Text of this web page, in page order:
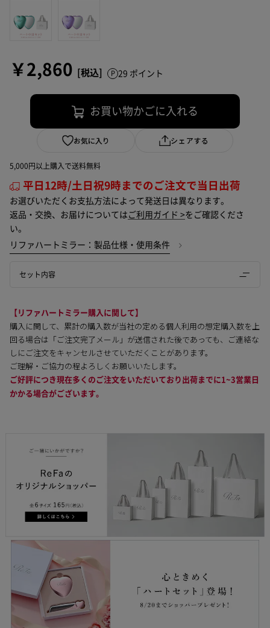
￥2,860 29 ポイント
お買い物かごに入れる
お気に入り シェアする
5,000円以上購入で送料無料
平日12時/土日祝9時までのご注文で当日出荷
お選びいただくお支払方法によって発送日は異なります。
返品・交換、お届けについては ご利用ガイド >をご確認くださ
い。
リファハートミラー：製品仕様・使用条件
セット内容
【リファハートミラー購入に関して】
購入に関して、累計の購入数が当社の定める個人利用の想定購入数を上
回る場合は「ご注文完了メール」が送信された後であっても、ご連絡な
しにご注文をキャンセルさせていただくことがあります。
ご理解・ご協力の程よろしくお願いいたします。
ご好評につき現在多くのご注文をいただいており出荷までに1~3営業日
かかる場合がございます。